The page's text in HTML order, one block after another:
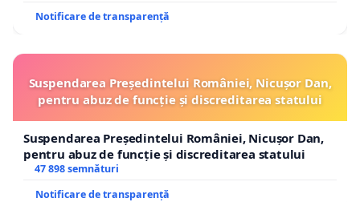
Notificare de transparență
Suspendarea Președintelui României, Nicușor Dan,
pentru abuz de funcție și discreditarea statului
Suspendarea Președintelui României, Nicușor Dan,
pentru abuz de funcție și discreditarea statului
47 898 semnături
Notificare de transparență